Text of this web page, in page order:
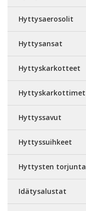
Hyttysaerosolit
Hyttysansat
Hyttyskarkotteet
Hyttyskarkottimet
Hyttyssavut
Hyttyssuihkeet
Hyttysten torjunta
Idätysalustat